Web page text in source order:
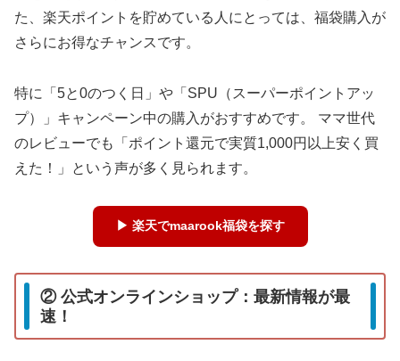
た、楽天ポイントを貯めている人にとっては、福袋購入が
さらにお得なチャンスです。
特に「5と0のつく日」や「SPU（スーパーポイントアッ
プ）」キャンペーン中の購入がおすすめです。 ママ世代
のレビューでも「ポイント還元で実質1,000円以上安く買
えた！」という声が多く見られます。
▶ 楽天でmaarook福袋を探す
② 公式オンラインショップ：最新情報が最
速！